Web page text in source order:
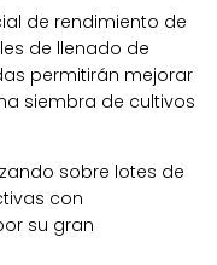
de rendimiento de
de llenado de
permitirán mejorar
siembra de cultivos
sobre lotes de
con
su gran